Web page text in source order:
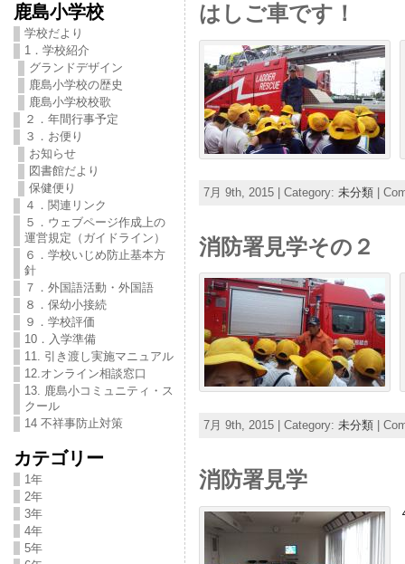
鹿島小学校
学校だより
1．学校紹介
グランドデザイン
鹿島小学校の歴史
鹿島小学校校歌
２．年間行事予定
３．お便り
お知らせ
図書館だより
保健便り
４．関連リンク
５．ウェブページ作成上の
運営規定（ガイドライン）
６．学校いじめ防止基本方
針
７．外国語活動・外国語
８．保幼小接続
９．学校評価
10．入学準備
11. 引き渡し実施マニュアル
12.オンライン相談窓口
13. 鹿島小コミュニティ・ス
クール
14 不祥事防止対策
カテゴリー
1年
2年
3年
4年
5年
はしご車です！
7月 9th, 2015 | Category: 未分類|
消防署見学その２
7月 9th, 2015 | Category: 未分類|
消防署見学